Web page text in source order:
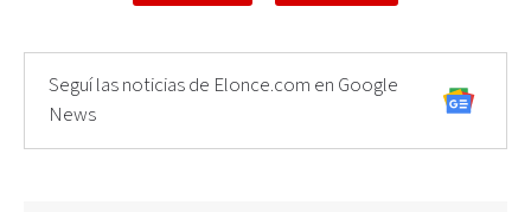
Seguí las noticias de Elonce.com en Google
News